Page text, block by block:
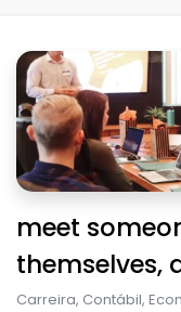
meet
themselves,
Carreira, Contábil,